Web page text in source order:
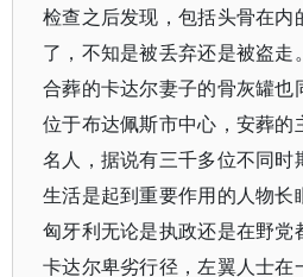
检查之后发现，包括头骨在内
了，不知是被丢弃还是被盗
合葬的卡达尔妻子的骨灰罐也
位于布达佩斯市中心，安葬的
名人，据说有三千多位不同时
生活是起到重要作用的人物长
匈牙利无论是执政还是在野党
卡达尔卑劣行径，左翼人士在